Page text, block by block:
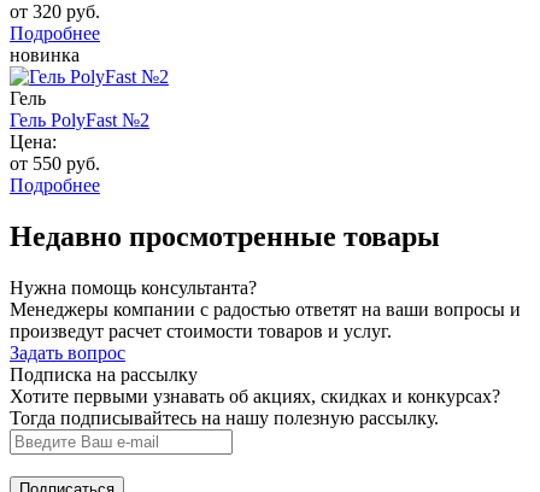
от 320 руб.
Подробнее
новинка
Гель
Гель PolyFast №2
Цена:
от 550 руб.
Подробнее
Недавно просмотренные товары
Нужна помощь консультанта?
Менеджеры компании с радостью ответят на ваши вопросы и
произведут расчет стоимости товаров и услуг.
Задать вопрос
Подписка на рассылку
Хотите первыми узнавать об акциях, скидках и конкурсах?
Тогда подписывайтесь на нашу полезную рассылку.